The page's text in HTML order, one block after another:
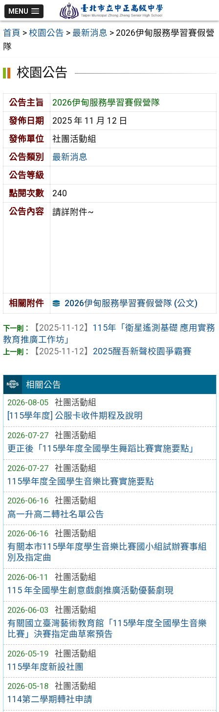
跳
至
主
要
MENU
首頁 > 校園公告 > 最新消息 > 2026伊甸服務學習賽假營
隊
相關公告
2026-08-05
社團活動組
[115學年度] 公服卡收件期程及說明
2026-07-27
社團活動組
更正後「115學年度全國學生舞蹈比賽實施要點」
2026-07-27
社團活動組
115學年度全國學生音樂比賽實施要點
2026-06-16
社團活動組
高一升高二轉社名單公告
2026-06-16
社團活動組
有關本市115學年度學生音樂比賽國小組試辦賽事組
別及指定曲
2026-06-11
社團活動組
115 年全國學生創意戲劇推廣活動優藝劇現
2026-06-03
社團活動組
有關國立臺灣藝術教育館「115學年度全國學生音樂
比賽」決賽指定曲草案預告
2026-05-19
社團活動組
115學年度新設社團
2026-05-18
社團活動組
114第二學期轉社申請
校園公告
公告主旨
2026伊甸服務學習賽假營隊
發佈日期
2025 年 11 月 12 日
發佈單位
社團活動組
公告類別
最新消息
公告等級
點閱次數
240
公告內容
請詳附件~
相關附件 2026伊甸服務學習賽假營隊 (公文)
【2025-11-12】 115年「衛星遙測基礎 應用實務
教育推廣工作坊」
【2025-11-12】 2025醒吾新聲校園爭霸賽